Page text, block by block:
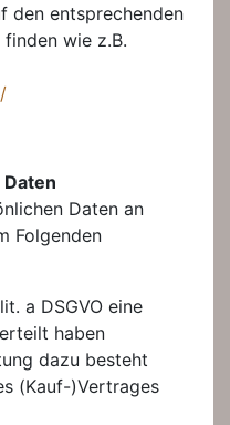
den entsprechenden
wie z.B.
Daten an
Folgenden
a DSGVO eine
haben
dazu besteht
(Kauf-)Vertrages